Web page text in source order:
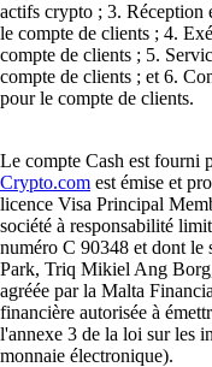
actifs crypto ; 3. Réception
le compte de clients ; 4.
compte de clients ; 5.
compte de clients ; et 6.
pour le compte de clients.
Le compte Cash est fourni
Crypto.com est émise et
licence Visa Principal
société à responsabilité
numéro C 90348 et dont le
Park, Triq Mikiel Ang
agréée par la Malta
financière autorisée à
l'annexe 3 de la loi sur les
monnaie électronique).